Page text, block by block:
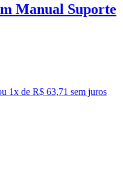
Manual Suporte
1x de R$ 63,71 sem juros